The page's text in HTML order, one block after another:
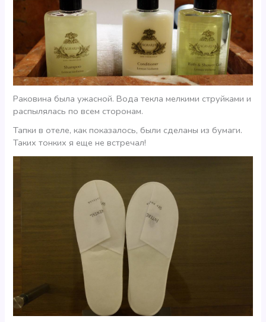
Раковина была ужасной. Вода текла мелкими струйками и
распылялась по всем сторонам.
Тапки в отеле, как показалось, были сделаны из бумаги.
Таких тонких я еще не встречал!